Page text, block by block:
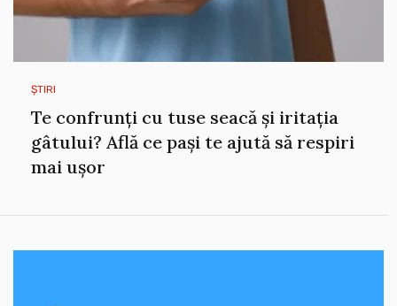
ȘTIRI
Te confrunți cu tuse seacă și iritația
gâtului? Află ce pași te ajută să respiri
mai ușor